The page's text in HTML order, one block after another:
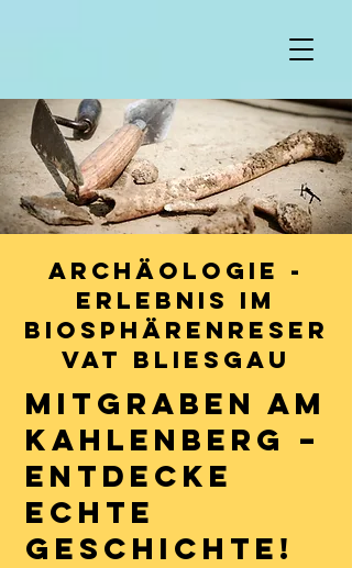
Archäologie -
Erlebnis im
Biosphärenreser
vat Bliesgau
Mitgraben am
Kahlenberg –
Entdecke
echte
Geschichte!